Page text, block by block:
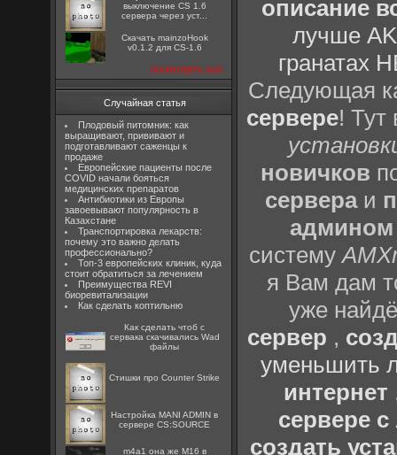
выключение CS 1.6
сервера через уст...
Скачать mainzoHook
v0.1.2 для CS-1.6
посмотреть все
Случайная статья
Плодовый питомник: как
выращивают, прививают и
подготавливают саженцы к
продаже
Европейские пациенты после
COVID начали бояться
медицинских препаратов
Антибиотики из Европы
завоевывают популярность в
Казахстане
Транспортировка лекарств:
почему это важно делать
профессионально?
Топ-3 европейских клиник, куда
стоит обратиться за лечением
Преимущества REVI
биоревитализации
Как сделать коптильню
Как сделать чтоб с
сервака скачивались Wad
файлы
Стишки про Counter Strike
Настройка MANI ADMIN в
сервере CS:SOURCE
m4a1 она же M16 в
описание
лучше
гранатах
Следующая
сервере! Тут
новичков
сервераи
админом
систему
я Вам дам
уже
сервер ,
уменьшить
интернет
сервере
создать